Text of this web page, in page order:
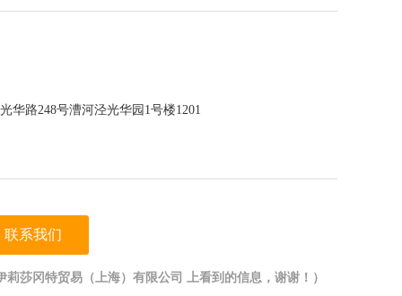
华路248号漕河泾光华园1号楼1201
联系我们
莎冈特贸易（上海）有限公司 上看到的信息，谢谢！）